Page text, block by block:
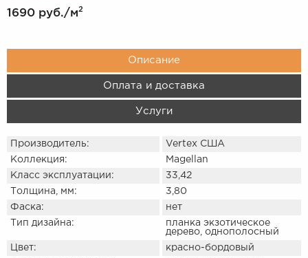
1690 руб./м2
Описание
Оплата и доставка
Услуги
Производитель:
Vertex США
Коллекция:
Magellan
Класс эксплуатации:
33,42
Толщина, мм:
3,80
Фаска:
нет
Тип дизайна:
планка экзотическое
дерево, однополосный
Цвет:
красно-бордовый